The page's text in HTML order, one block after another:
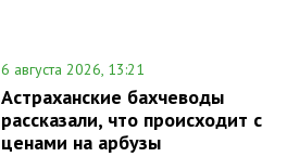
6 августа 2026, 13:21
Астраханские бахчеводы
рассказали, что происходит с
ценами на арбузы